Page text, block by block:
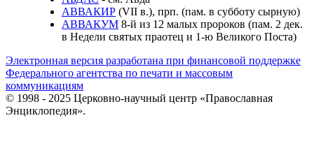
АВВАКИР (VII в.), прп. (пам. в субботу сырную)
АВВАКУМ 8-й из 12 малых пророков (пам. 2 дек.
в Недели святых праотец и 1-ю Великого Поста)
Электронная версия разработана при финансовой поддержке
Федерального агентства по печати и массовым
коммуникациям
© 1998 - 2025 Церковно-научный центр «Православная
Энциклопедия».